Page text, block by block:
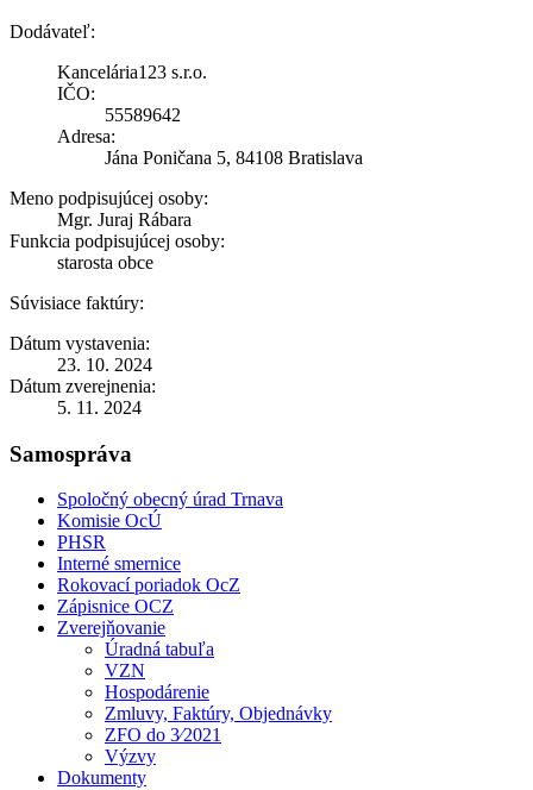
Dodávateľ:
Kancelária123 s.r.o.
IČO:
55589642
Adresa:
Jána Poničana 5, 84108 Bratislava
Meno podpisujúcej osoby:
Mgr. Juraj Rábara
Funkcia podpisujúcej osoby:
starosta obce
Súvisiace faktúry:
Dátum vystavenia:
23. 10. 2024
Dátum zverejnenia:
5. 11. 2024
Samospráva
Spoločný obecný úrad Trnava
Komisie OcÚ
PHSR
Interné smernice
Rokovací poriadok OcZ
Zápisnice OCZ
Zverejňovanie
Úradná tabuľa
VZN
Hospodárenie
Zmluvy, Faktúry, Objednávky
ZFO do 3⁄2021
Výzvy
Dokumenty